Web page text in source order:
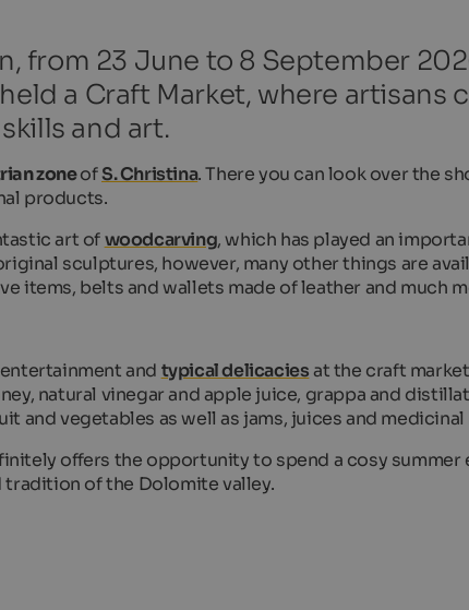
from 23 June to 8 September
a Craft Market, where artisans
and art.
zoneofS. Christina. There you can look over the
products.
art ofwoodcarving, which has played an
sculptures, however, many other things are
items, belts and wallets made of leather and much
and typical delicaciesat the craft
natural vinegar and apple juice, grappa and
and vegetables as well as jams, juices and medicinal
offers the opportunity to spend a cosy summer
of the Dolomite valley.